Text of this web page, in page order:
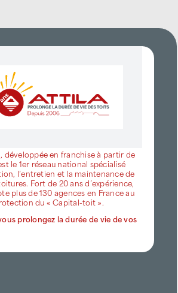
développée en franchise à partir de
le 1er réseau national spécialisé
l’entretien et la maintenance de
Fort de 20 ans d’expérience,
plus de 130 agences en France au
du « Capital-toit ».
prolongez la durée de vie de vos